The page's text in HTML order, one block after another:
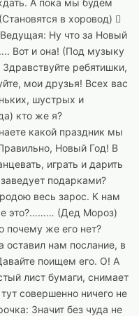
А пока мы будем
в хоровод) 
Ну что за Новый
Вот и она! (Под музыку
ребятишки,
мои друзья! Всех вас
шустрых и
кто же я?
какой праздник мы
Новый Год! В
играть и дарить
подарками?
весь зарос. К нам
это?……… (Дед Мороз)
почему же его нет?
нам послание, в
поищем его. О! А
лист бумаги, снимает
совершенно ничего не
Значит без чуда не